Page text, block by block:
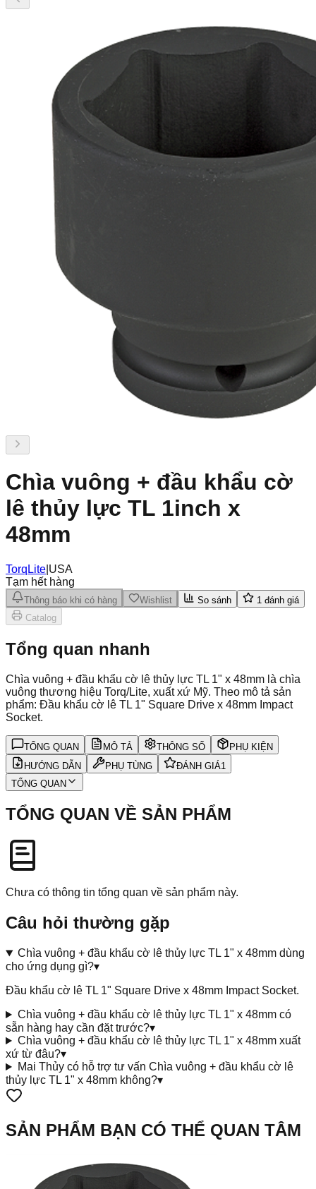
Chìa vuông + đầu khẩu cờ
lê thủy lực TL 1inch x
48mm
TorqLite USA
Tạm hết hàng
Thông báo khi có hàng Wishlist So sánh 1 đánh giá
Catalog
Tổng quan nhanh
Chìa vuông + đầu khẩu cờ lê thủy lực TL 1" x 48mm là chìa
vuông thương hiệu Torq/Lite, xuất xứ Mỹ. Theo mô tả sản
phẩm: Đầu khẩu cờ lê TL 1" Square Drive x 48mm Impact
Socket.
TỔNG QUAN MÔ TẢ THÔNG SỐ
PHỤ KIỆN
HƯỚNG DẪN
PHỤ TÙNG ĐÁNH GIÁ1
TỔNG QUAN
TỔNG QUAN VỀ SẢN PHẨM
Chưa có thông tin tổng quan về sản phẩm này.
Câu hỏi thường gặp
Chìa vuông + đầu khẩu cờ lê thủy lực TL 1" x 48mm dùng
cho ứng dụng gì?▾
Đầu khẩu cờ lê TL 1" Square Drive x 48mm Impact Socket.
Chìa vuông + đầu khẩu cờ lê thủy lực TL 1" x 48mm có
sẵn hàng hay cần đặt trước?▾
Chìa vuông + đầu khẩu cờ lê thủy lực TL 1" x 48mm xuất
xứ từ đâu?▾
Mai Thủy có hỗ trợ tư vấn Chìa vuông + đầu khẩu cờ lê
thủy lực TL 1" x 48mm không?▾
SẢN PHẨM BẠN CÓ THỂ QUAN TÂM